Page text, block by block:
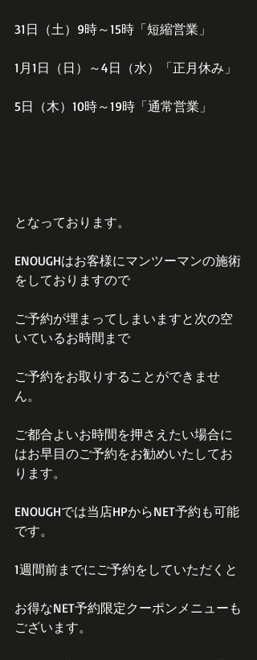
31日（土）9時～15時「短縮営業」
1月1日（日）～4日（水）「正月休み」
5日（木）10時～19時「通常営業」
となっております。
ENOUGHはお客様にマンツーマンの施術
をしておりますので
ご予約が埋まってしまいますと次の空
いているお時間まで
ご予約をお取りすることができませ
ん。
ご都合よいお時間を押さえたい場合に
はお早目のご予約をお勧めいたしてお
ります。
ENOUGHでは当店HPからNET予約も可能
です。
1週間前までにご予約をしていただくと
お得なNET予約限定クーポンメニューも
ございます。